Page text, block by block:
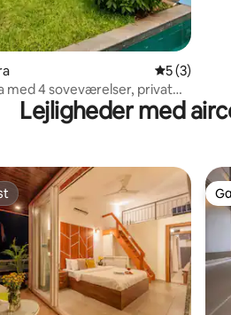
5 ud af 5 i
5 (3)
med 4 soveværelser, privat
| Tæt på Assagao
Lejligheder med